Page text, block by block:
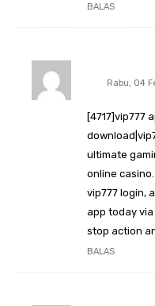
BALAS
Rabu, 04
[4717]vip777
ultimate
online
vip777 login,
app today
stop action
BALAS